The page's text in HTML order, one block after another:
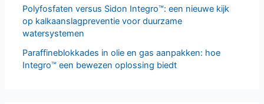
Polyfosfaten versus Sidon Integro™: een nieuwe kijk
op kalkaanslagpreventie voor duurzame
watersystemen
Paraffineblokkades in olie en gas aanpakken: hoe
Integro™ een bewezen oplossing biedt